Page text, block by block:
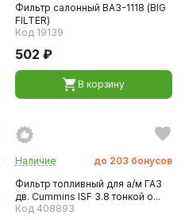
Фильтр салонный ВАЗ-1118 (BIG
FILTER)
Код 19139
502 ₽
В корзину
Наличие до 203 бонусов
Фильтр топливный для а/м ГАЗ
дв. Cummins ISF 3.8 тонкой о...
Код 408893